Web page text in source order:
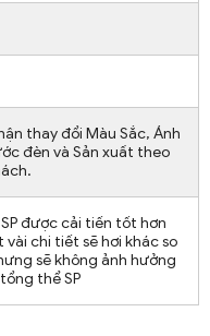
thay đổi Màu Sắc, Ánh
đèn và Sản xuất theo
được cải tiến tốt hơn
chi tiết sẽ hơi khác so
sẽ không ảnh hưởng
thể SP